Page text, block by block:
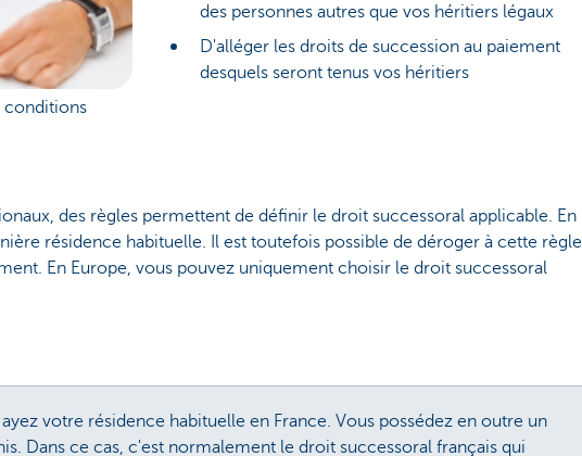
des personnes autres que vos héritiers légaux
D'alléger les droits de succession au paiement
desquels seront tenus vos héritiers
conditions
des règles permettent de définir le droit successoral applicable. En
résidence habituelle. Il est toutefois possible de déroger à cette règle
En Europe, vous pouvez uniquement choisir le droit successoral
votre résidence habituelle en France. Vous possédez en outre un
Dans ce cas, c'est normalement le droit successoral français qui